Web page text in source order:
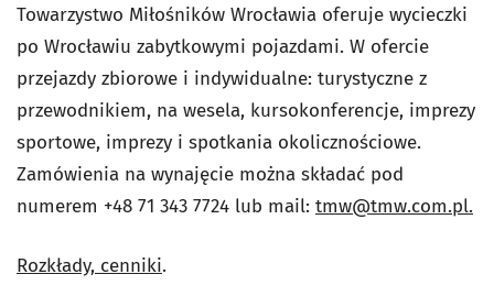
Towarzystwo Miłośników Wrocławia oferuje wycieczki
po Wrocławiu zabytkowymi pojazdami. W ofercie
przejazdy zbiorowe i indywidualne: turystyczne z
przewodnikiem, na wesela, kursokonferencje, imprezy
sportowe, imprezy i spotkania okolicznościowe.
Zamówienia na wynajęcie można składać pod
numerem +48 71 343 7724 lub mail: tmw@tmw.com.pl.
Rozkłady, cenniki.